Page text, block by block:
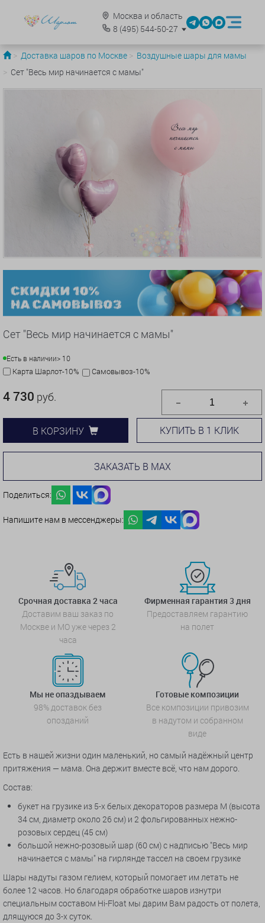
Москва и область
8 (495)544-50-27
Доставка шаров по Москве
Воздушные шары для мамы
Сет "Весь мир начинается с мамы"
Сет "Весь мир начинается с мамы"
Есть в наличии> 10
Карта Шарлот-10% Самовывоз-10%
4 730 руб.
В КОРЗИНУ КУПИТЬ В 1 КЛИК
ЗАКАЗАТЬ В MAX
Поделиться:
Напишите нам в мессенджеры:
Срочная доставка 2 часа
Доставим ваш заказ по
Москве и МО уже через 2
часа
Фирменная гарантия 3 дня
Предоставляем гарантию
на полет
Мы не опаздываем
98% доставок без
опозданий
Готовые композиции
Все композиции привозим
в надутом и собранном
виде
Есть в нашей жизни один маленький, но самый надёжный центр
притяжения — мама. Она держит вместе всё, что нам дорого.
Состав:
букет на грузике из 5-х белых декораторов размера М (высота
34 см, диаметр около 26 см) и 2 фольгированных нежно-
розовых сердец (45 см)
большой нежно-розовый шар (60 см) с надписью "Весь мир
начинается с мамы" на гирлянде тассел на своем грузике
Шары надуты газом гелием, который помогает им летать не
более 12 часов. Но благодаря обработке шаров изнутри
специальным составом Hi-Float мы дарим Вам радость от полета,
длящуюся до 3-х суток.